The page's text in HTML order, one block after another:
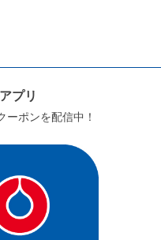
プリ
ーポンを配信中！